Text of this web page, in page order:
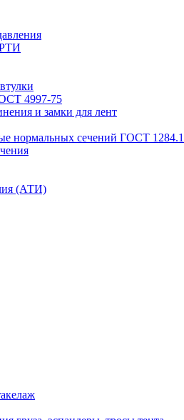
4997-75
и замки для лент
нормальных сечений ГОСТ
(АТИ)